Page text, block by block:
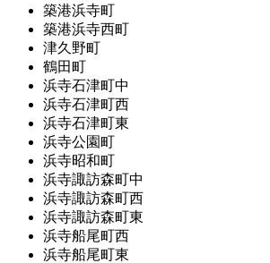
築港浜寺町
築港浜寺西町
津久野町
鶴田町
浜寺石津町中
浜寺石津町西
浜寺石津町東
浜寺公園町
浜寺昭和町
浜寺諏訪森町中
浜寺諏訪森町西
浜寺諏訪森町東
浜寺船尾町西
浜寺船尾町東